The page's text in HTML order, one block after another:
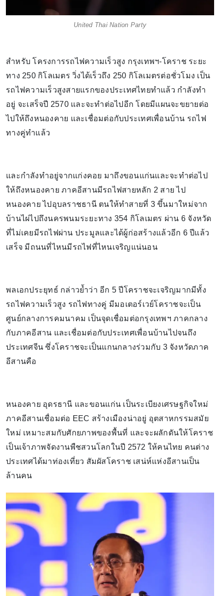
United Thai Nation Party
สำหรับ โครงการรถไฟความเร็วสูง กรุงเทพฯ-โคราช ระยะ
ทาง 250 กิโลเมตร วิ่งได้เร็วถึง 250 กิโลเมตรต่อชั่วโมง เป็น
รถไฟความเร็วสูงสายแรกของประเทศไทยทำแล้ว กำลังทำ
อยู่ จะเสร็จปี 2570 และจะทำต่อไปอีก โดยมีแผนจะขยายต่อ
ไปให้ถึงหนองคาย และเชื่อมต่อกับประเทศเพื่อนบ้าน รถไฟ
ทางคู่ทำแล้ว
และกำลังทำอยู่จากแก่งคอย มาถึงขอนแก่นและจะทำต่อไป
ให้ถึงหนองคาย ภาคอีสานมีรถไฟสายหลัก 2 สาย ไป
หนองคาย ไปอุบลราชธานี ตนให้ทำสายที่ 3 ขึ้นมาใหม่จาก
บ้านไผ่ไปถึงนครพนมระยะทาง 354 กิโลเมตร ผ่าน 6 จังหวัด
ที่ไม่เคยมีรถไฟผ่าน ประมูลและได้ผู้ก่อสร้างแล้วอีก 6 ปีแล้ว
เสร็จ มีถนนที่ไหนมีรถไฟที่ไหนเจริญแน่นอน
พลเอกประยุทธ์ กล่าวย้ำว่า อีก 5 ปีโคราชจะเจริญมากมีทั้ง
รถไฟความเร็วสูง รถไฟทางคู่ มีมอเตอร์เวย์โคราชจะเป็น
ศูนย์กลางการคมนาคม เป็นจุดเชื่อมต่อกรุงเทพฯ ภาคกลาง
กับภาคอีสาน และเชื่อมต่อกับประเทศเพื่อนบ้านไปจนถึง
ประเทศจีน ซึ่งโคราชจะเป็นแกนกลางร่วมกับ 3 จังหวัดภาค
อีสานคือ
หนองคาย อุดรธานี และขอนแก่น เป็นระเบียงเศรษฐกิจใหม่
ภาคอีสานเชื่อมต่อ EEC สร้างเมืองน่าอยู่ อุตสาหกรรมสมัย
ใหม่ เหมาะสมกับศักยภาพของพื้นที่ และจะผลักดันให้โคราช
เป็นเจ้าภาพจัดงานพืชสวนโลกในปี 2572 ให้คนไทย คนต่าง
ประเทศได้มาท่องเที่ยว สัมผัสโคราช เสน่ห์แห่งอีสานเป็น
ล้านคน